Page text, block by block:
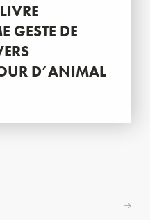
GESTE DE
D’ANIMAL